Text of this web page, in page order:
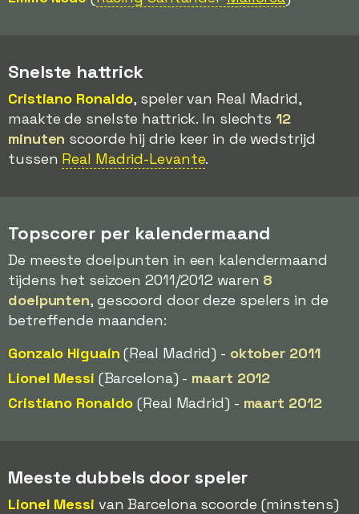
Snelste hattrick
Cristiano Ronaldo, speler van Real Madrid,
maakte de snelste hattrick. In slechts12
minuten scoorde hij drie keer in de wedstrijd
tussen Real Madrid-Levante.
Topscorer per kalendermaand
De meeste doelpunten in een kalendermaand
tijdens het seizoen 2011/2012 waren 8
doelpunten, gescoord door deze spelers in de
betreffende maanden:
Gonzalo Higuaín (Real Madrid) - oktober 2011
Lionel Messi (Barcelona) - maart 2012
Cristiano Ronaldo (Real Madrid) - maart 2012
Meeste dubbels door speler
Lionel Messi van Barcelona scoorde (minstens)